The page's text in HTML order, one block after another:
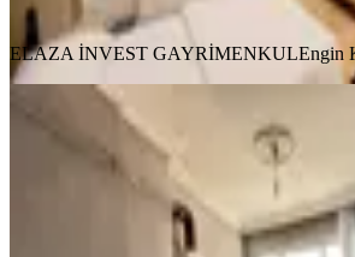
Ara
ELAZA İNVEST GAYRİMENKULEngin
MANZARALI
Tarihi Yarımada'da
Aydınlık Ve Ferah
Fatih, Koca Mustafapaşa
·90 m²·5. Kat·